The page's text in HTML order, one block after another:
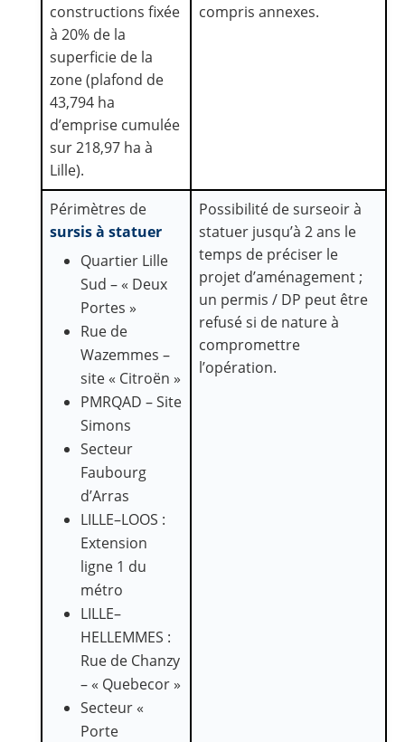
constructions fixée
à 20% de la
superficie de la
zone (plafond de
43,794 ha
d’emprise cumulée
sur 218,97 ha à
Lille).
compris annexes.
Périmètres de
sursis à statuer
Quartier Lille
Sud – « Deux
Portes »
Rue de
Wazemmes –
site « Citroën »
PMRQAD – Site
Simons
Secteur
Faubourg
d’Arras
LILLE–LOOS :
Extension
ligne 1 du
métro
LILLE–
HELLEMMES :
Rue de Chanzy
– « Quebecor »
Secteur «
Porte
Possibilité de surseoir à
statuer jusqu’à 2 ans le
temps de préciser le
projet d’aménagement ;
un permis / DP peut être
refusé si de nature à
compromettre
l’opération.